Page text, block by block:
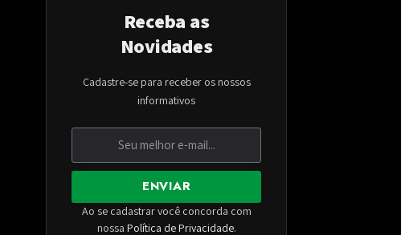
Receba as
Novidades
Cadastre-se para receber os nossos
informativos
ENVIAR
Ao se cadastrar você concorda com
nossa Política de Privacidade.